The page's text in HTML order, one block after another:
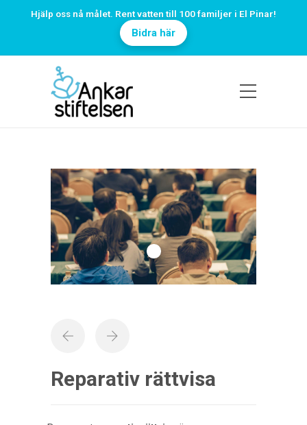
Hjälp oss nå målet. Rent vatten till 100 familjer i El Pinar!
Bidra här
Reparativ rättvisa